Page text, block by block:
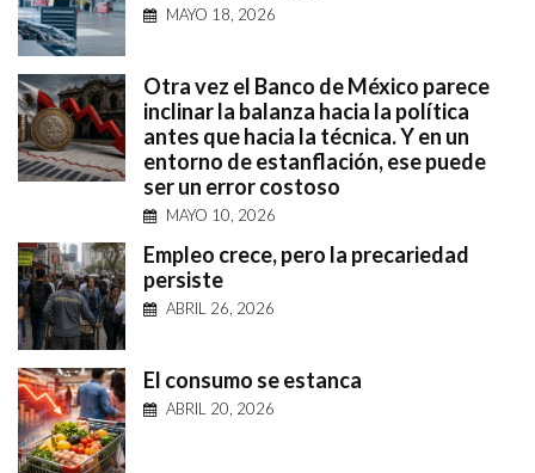
MAYO 18, 2026
Otra vez el Banco de México parece
inclinar la balanza hacia la política
antes que hacia la técnica. Y en un
entorno de estanflación, ese puede
ser un error costoso
MAYO 10, 2026
Empleo crece, pero la precariedad
persiste
ABRIL 26, 2026
El consumo se estanca
ABRIL 20, 2026